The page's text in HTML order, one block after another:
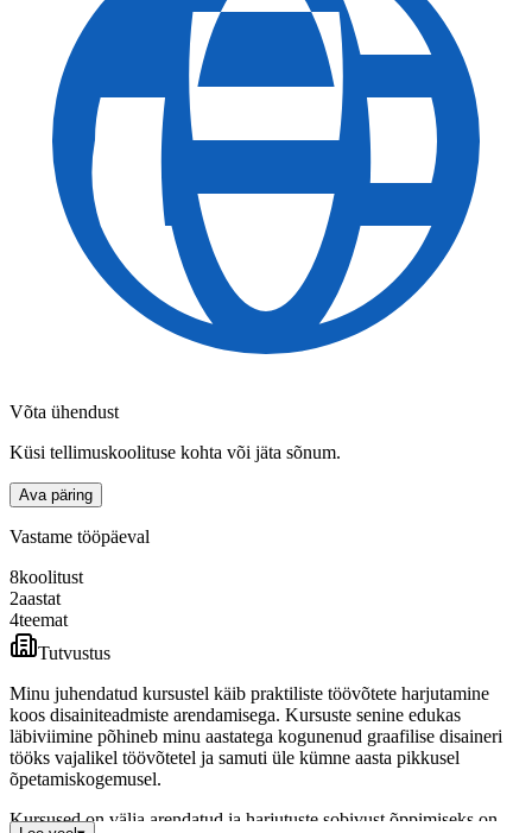
Võta ühendust
Küsi tellimuskoolituse kohta või jäta sõnum.
Ava päring
Vastame tööpäeval
8koolitust
2aastat
4teemat
Tutvustus
Minu juhendatud kursustel käib praktiliste töövõtete harjutamine
koos disainiteadmiste arendamisega. Kursuste senine edukas
läbiviimine põhineb minu aastatega kogunenud graafilise disaineri
tööks vajalikel töövõtetel ja samuti üle kümne aasta pikkusel
õpetamiskogemusel.
Kursused on välja arendatud ja harjutuste sobivust õppimiseks on